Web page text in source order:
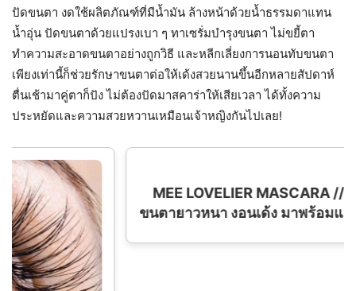
ปัดขนตา งดใช้ผลิตภัณฑ์ที่มีน้ำมัน ล้างหน้าด้วยน้ำธรรมดาแทน
น้ำอุ่น ปัดขนตาด้วยแปรงเบา ๆ ทาเซรั่มบำรุงขนตา ไม่ขยี้ตา
ทำความสะอาดขนตาอย่างถูกวิธี และหลีกเลี่ยงการนอนทับขนตา
เพียงเท่านี้ก็ช่วยรักษาขนตาต่อให้เด้งสวยนานขึ้นอีกหลายสัปดาห์
ตื่นเช้ามาคู่ตาก็ปัง ไม่ต้องปัดมาสคาร่าให้เสียเวลา ได้ทั้งความ
ประหยัดและความสวยหวานเหมือนเจ้าหญิงกันไปเลย!